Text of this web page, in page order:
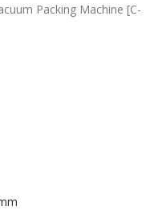
Packing Machine [C-